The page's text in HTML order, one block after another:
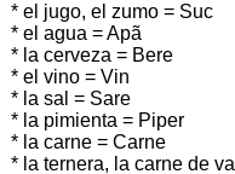
* el jugo, el zumo = Suc
* el agua = Apã
* la cerveza = Bere
* el vino = Vin
* la sal = Sare
* la pimienta = Piper
* la carne = Carne
* la ternera, la carne de